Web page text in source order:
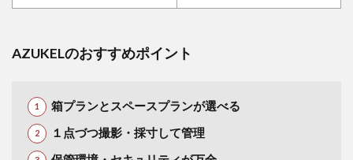
AZUKELのおすすめポイント
箱プランとスペースプランが選べる
１点づつ撮影・採寸して管理